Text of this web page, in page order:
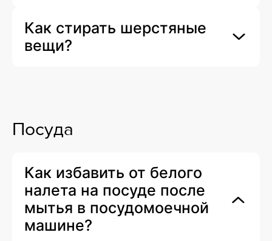
Как стирать шерстяные
вещи?
Посуда
Как избавить от белого
налета на посуде после
мытья в посудомоечной
машине?